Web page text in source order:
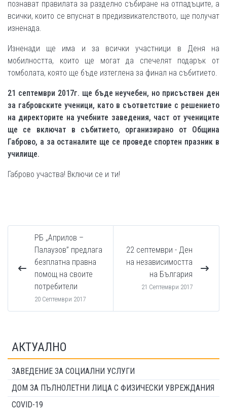
познават правилата за разделно събиране на отпадъците, а
всички, които се впуснат в предизвикателството, ще получат
изненада.
Изненади ще има и за всички участници в Деня на
мобилността, които ще могат да спечелят подарък от
томболата, която ще бъде изтеглена за финал на събитието.
21 септември 2017г. ще бъде неучебен, но присъствен ден
за габровските ученици, като в съответствие с решението
на директорите на учебните заведения, част от учениците
ще се включат в събитието, организирано от Община
Габрово, а за останалите ще се проведе спортен празник в
училище.
Габрово участва! Включи се и ти!
РБ „Априлов –
Палаузов” предлага
безплатна правна
помощ на своите
потребители
20 Септември 2017
22 септември - Ден
на независимостта
на България
21 Септември 2017
АКТУАЛНО
ЗАВЕДЕНИЕ ЗА СОЦИАЛНИ УСЛУГИ
ДОМ ЗА ПЪЛНОЛЕТНИ ЛИЦА С ФИЗИЧЕСКИ УВРЕЖДАНИЯ
COVID-19